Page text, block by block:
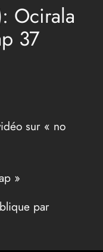
Ocirala
37
sur « no
»
par